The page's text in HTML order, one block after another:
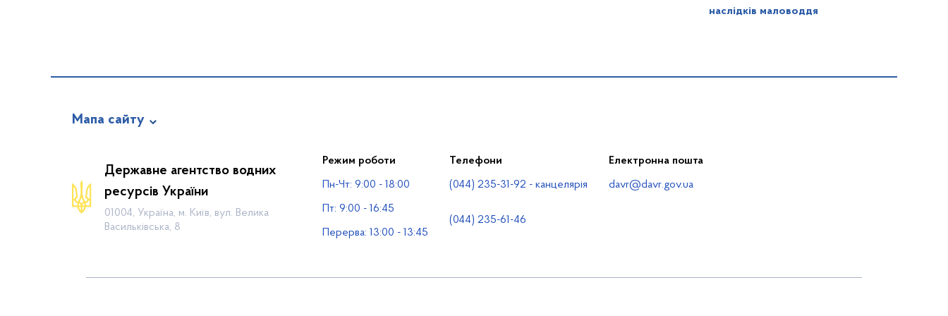
наслідків маловоддя
Мапа сайту
Діяльність
Громадянам
Прес-центр
Водогосподарські організації
Державне агентство водних
ресурсів України
01004, Україна, м. Київ, вул. Велика
Васильківська, 8
Режим роботи
Пн-Чт: 9:00 - 18:00
Пт: 9:00 - 16:45
Перерва: 13:00 - 13:45
Телефони
(044) 235-31-92 - канцелярія
(044) 235-61-46
Електронна пошта
davr@davr.gov.ua